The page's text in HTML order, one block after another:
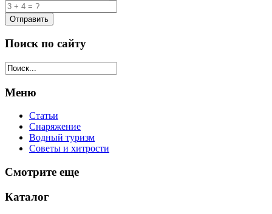
Поиск по сайту
Меню
Статьи
Снаряжение
Водный туризм
Советы и хитрости
Смотрите еще
Каталог